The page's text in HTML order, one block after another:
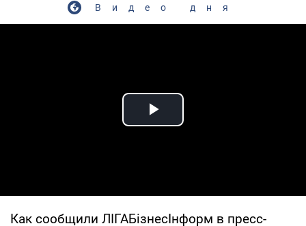
Видео дня
Play Video
Как сообщили ЛІГАБізнесІнформ в пресс-